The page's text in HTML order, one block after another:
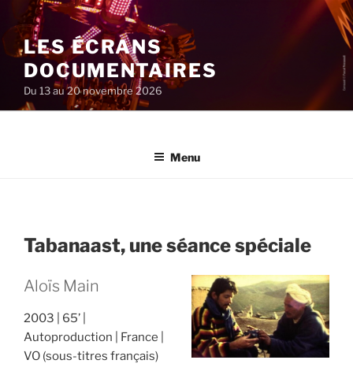
au
contenu
principal
LES ÉCRANS
DOCUMENTAIRES
Du 13 au 20 novembre 2026
Menu
Tabanaast, une séance spéciale
Aloïs Main
2003
65’
Autoproduction
France
VO (sous-titres français)